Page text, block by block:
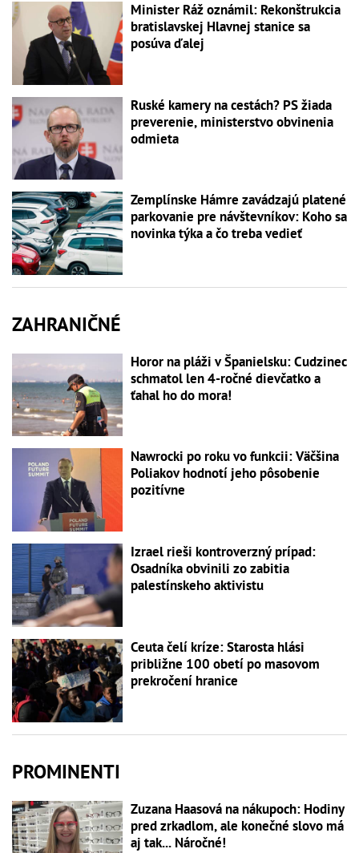
Minister Ráž oznámil: Rekonštrukcia
bratislavskej Hlavnej stanice sa
posúva ďalej
Ruské kamery na cestách? PS žiada
preverenie, ministerstvo obvinenia
odmieta
Zemplínske Hámre zavádzajú platené
parkovanie pre návštevníkov: Koho sa
novinka týka a čo treba vedieť
ZAHRANIČNÉ
Horor na pláži v Španielsku: Cudzinec
schmatol len 4-ročné dievčatko a
ťahal ho do mora!
Nawrocki po roku vo funkcii: Väčšina
Poliakov hodnotí jeho pôsobenie
pozitívne
Izrael rieši kontroverzný prípad:
Osadníka obvinili zo zabitia
palestínskeho aktivistu
Ceuta čelí kríze: Starosta hlási
približne 100 obetí po masovom
prekročení hranice
PROMINENTI
Zuzana Haasová na nákupoch: Hodiny
pred zrkadlom, ale konečné slovo má
aj tak... Náročné!